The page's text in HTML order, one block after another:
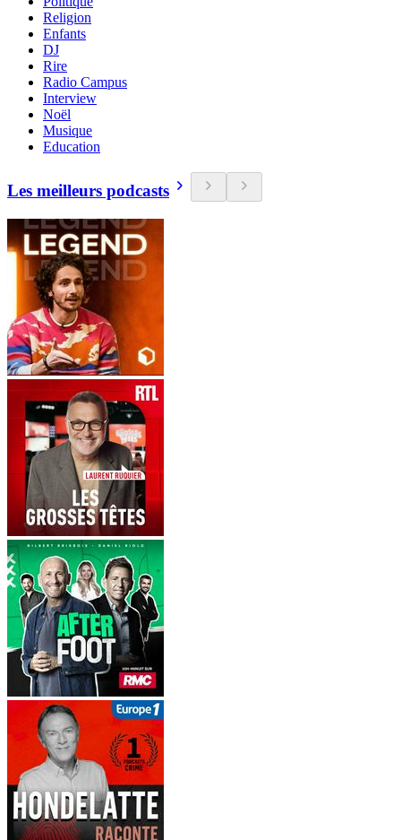
Religion
Enfants
DJ
Rire
Radio Campus
Interview
Noël
Musique
Education
Les meilleurs podcasts